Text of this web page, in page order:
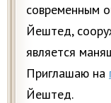
современным
Йештед,
является
Приглашаю на
Йештед.